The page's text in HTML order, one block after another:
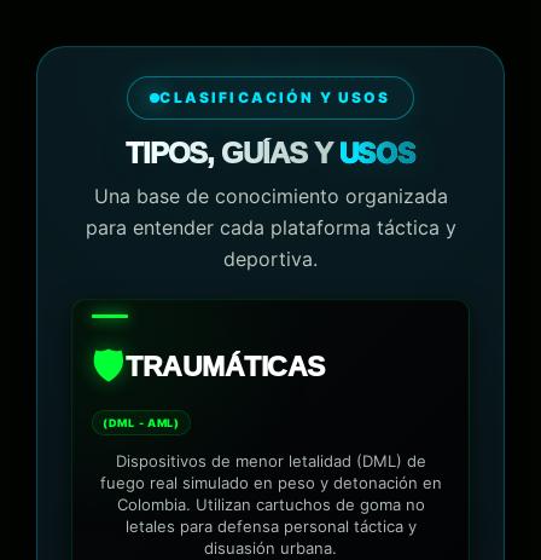
CLASIFICACIÓN Y USOS
TIPOS, GUÍAS YUSOS
Una base de conocimiento organizada
para entender cada plataforma táctica y
deportiva.
🛡️TRAUMÁTICAS
(DML - AML)
Dispositivos de menor letalidad (DML) de
fuego real simulado en peso y detonación en
Colombia. Utilizan cartuchos de goma no
letales para defensa personal táctica y
disuasión urbana.